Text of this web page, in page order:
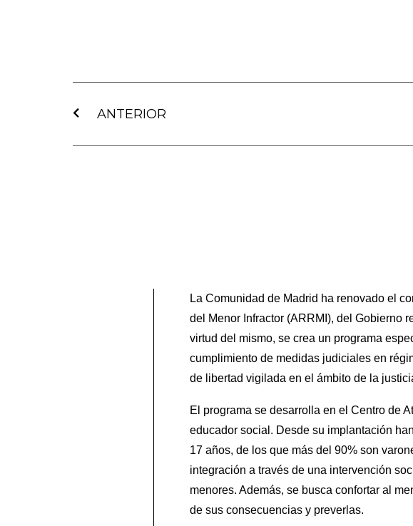
ANTERIOR
La Comunidad de Madrid ha renovado el
del Menor Infractor (ARRMI), del Gobierno
virtud del mismo, se crea un programa
cumplimiento de medidas judiciales en
de libertad vigilada en el ámbito de la
El programa se desarrolla en el Centro de
educador social. Desde su implantación
17 años, de los que más del 90% son
integración a través de una intervención
menores. Además, se busca confortar al
de sus consecuencias y preverlas.